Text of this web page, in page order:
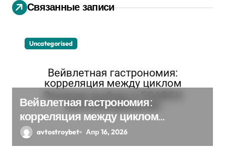
о
и
я
Связанные записи
Uncategorised
Вейвлетная гастрономия:
корреляция между циклом
Решения выбора и EGARCH
экспоненциальная
avtostroybet Апр 16, 2026